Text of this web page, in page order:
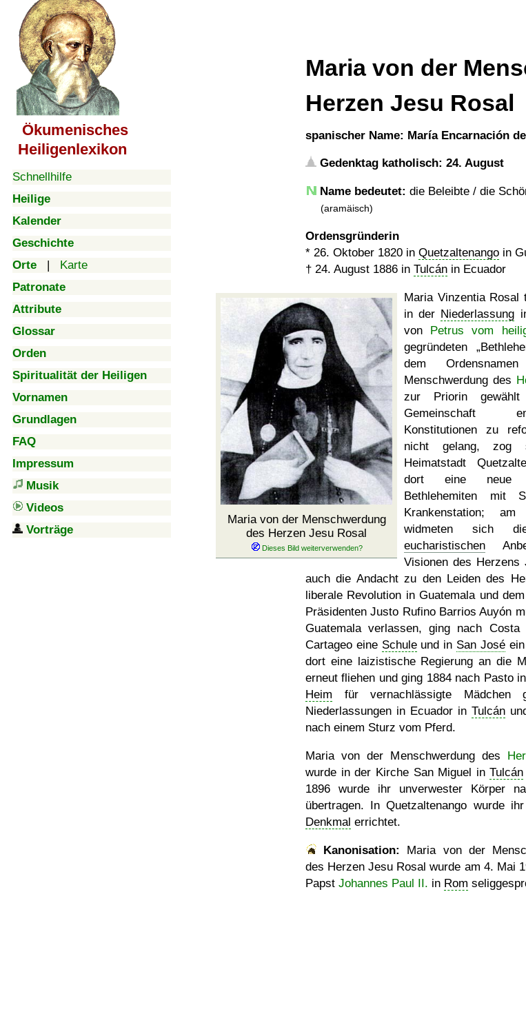
Ökumenisches
Heiligenlexikon
Schnellhilfe
Heilige
Kalender
Geschichte
Orte | Karte
Patronate
Attribute
Glossar
Orden
Spiritualität der Heiligen
Vornamen
Grundlagen
FAQ
Impressum
Musik
Videos
Vorträge
Maria von der
Herzen Jesu Rosal
spanischer Name: María Encarnación
Gedenktag katholisch: 24. August
Name bedeutet: die Beleibte / die
(aramäisch)
Ordensgründerin
* 26. Oktober 1820 in Quetzaltenango in
† 24. August 1886 in Tulcán in Ecuador
Maria von der Menschwerdung
des Herzen Jesu Rosal
Maria Vinzentia
in der Niederlassung
von Petrus vom
gegründeten
dem
Menschwerdung des
zur Priorin
Gemeinschaft
Konstitutionen zu
nicht gelang,
Heimatstadt
dort eine neue
Bethlehemiten mit
Krankenstation;
widmeten sich
eucharistischen
Visionen des Herzens
auch die Andacht zu den Leiden des
liberale Revolution in Guatemala und
Präsidenten Justo Rufino Barrios Auyón
Guatemala verlassen, ging nach
Cartageo eine Schuleund in San Joséein
dort eine laizistische Regierung an die
erneut fliehen und ging 1884 nach Pasto
Heim für vernachlässigte Mädchen
Niederlassungen in Ecuador in Tulcán
nach einem Sturz vom Pferd.
Maria von der Menschwerdung des
wurde in der Kirche San Miguel inTulcán
1896 wurde ihr unverwester Körper
übertragen. In Quetzaltenango wurde
Denkmal errichtet.
Kanonisation:
Maria von der
des Herzen Jesu Rosal wurde am 4. Mai
Papst Johannes Paul II. in Rom